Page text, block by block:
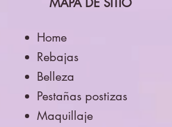
MAPA DE SITIO
Home
Rebajas
Belleza
Pestañas postizas
Maquillaje